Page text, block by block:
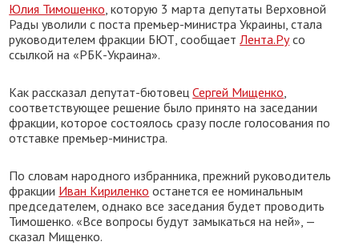
Юлия Тимошенко, которую 3 марта депутаты Верховной
Рады уволили с поста премьер-министра Украины, стала
руководителем фракции БЮТ, сообщаетЛента.Русо
ссылкой на «РБК-Украина».
Как рассказал депутат-бютовецСергей Мищенко,
соответствующее решение было принято на заседании
фракции, которое состоялось сразу после голосования по
отставке премьер-министра.
По словам народного избранника, прежний руководитель
фракции Иван Кириленко останется ее номинальным
председателем, однако все заседания будет проводить
Тимошенко. «Все вопросы будут замыкаться на ней», —
сказал Мищенко.